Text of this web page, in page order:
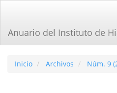
principal
Barra
Anuario del Instituto de
Inicio Archivos Núm. 9